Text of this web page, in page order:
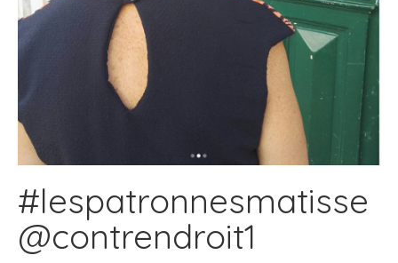
#lespatronnesmatisse
@contrendroit1